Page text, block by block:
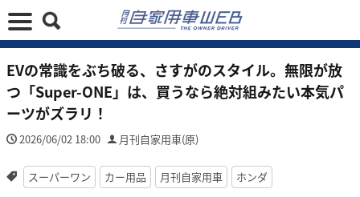
EVの常識をぶち破る、さすがのスタイル。無限が放
つ「Super-ONE」は、買うなら絶対組みたい本気パ
ーツがズラリ！
2026/06/02 18:00 月刊自家用車(原)
スーパーワン カー用品 月刊自家用車 ホンダ